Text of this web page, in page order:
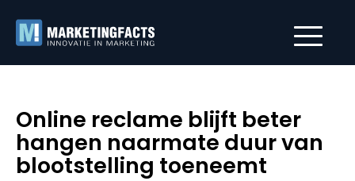
Online reclame blijft beter
hangen naarmate duur van
blootstelling toeneemt